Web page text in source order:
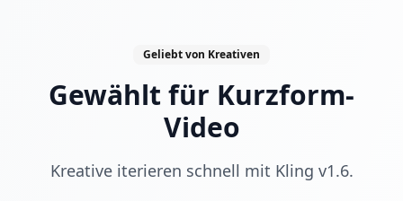
Geliebt von Kreativen
Gewählt für Kurzform-
Video
Kreative iterieren schnell mit Kling v1.6.